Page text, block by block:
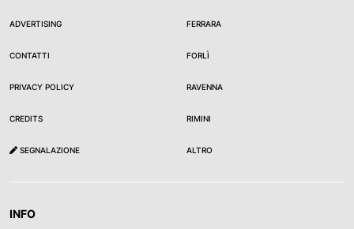
ADVERTISING
CONTATTI
PRIVACY POLICY
CREDITS
SEGNALAZIONE
FERRARA
FORLÌ
RAVENNA
RIMINI
ALTRO
INFO